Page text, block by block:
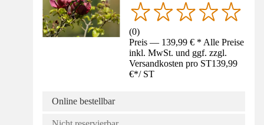
(0)
Preis — 139,99 € * Alle Preise
inkl. MwSt. und ggf. zzgl.
Versandkosten pro ST139,99
€*/ ST
Online bestellbar